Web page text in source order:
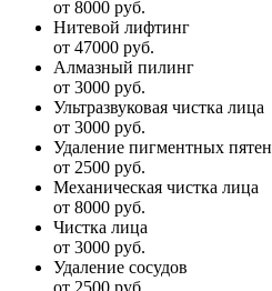
от 8000 руб.
Нитевой лифтинг
от 47000 руб.
Алмазный пилинг
от 3000 руб.
Ультразвуковая чистка лица
от 3000 руб.
Удаление пигментных пятен
от 2500 руб.
Механическая чистка лица
от 8000 руб.
Чистка лица
от 3000 руб.
Удаление сосудов
от 2500 руб.